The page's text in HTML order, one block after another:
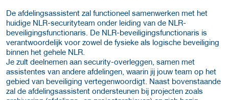
De afdelingsassistent zal functioneel samenwerken met het
huidige NLR-securityteam onder leiding van de NLR-
beveiligingsfunctionaris. De NLR-beveiligingsfunctionaris is
verantwoordelijk voor zowel de fysieke als logische beveiliging
binnen het gehele NLR.
Je zult deelnemen aan security-overleggen, samen met
assistentes van andere afdelingen, waarin jij jouw team op het
gebied van beveiliging vertegenwoordigt. Naast bovenstaande
zal de afdelingsassistent ondersteunen bij projecten zoals